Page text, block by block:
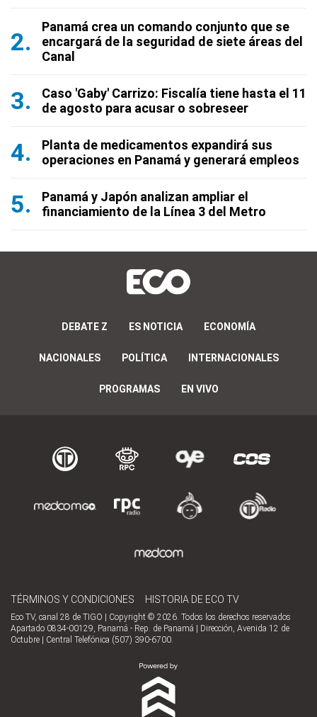
Panamá crea un comando conjunto que se
encargará de la seguridad de siete áreas del
Canal
Caso 'Gaby' Carrizo: Fiscalía tiene hasta el 11
de agosto para acusar o sobreseer
Planta de medicamentos expandirá sus
operaciones en Panamá y generará empleos
Panamá y Japón analizan ampliar el
financiamiento de la Línea 3 del Metro
DEBATE Z ES NOTICIA ECONOMÍA
NACIONALES POLÍTICA INTERNACIONALES
PROGRAMAS EN VIVO
TÉRMINOS Y CONDICIONES HISTORIA DE ECO TV
Eco TV, canal 28 de TIGO | Copyright © 2026. Todos los derechos reservados
Apartado 0834-00129, Panamá - Rep. de Panamá | Dirección, Avenida 12 de
Octubre | Central Telefónica (507) 390-6700.